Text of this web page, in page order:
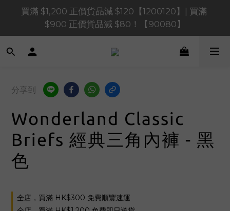
買滿 $1,200 正價貨品減 $120【1200120】| 買滿
$900 正價貨品減 $80！【90080】
買滿 $1,200 正價貨品減 $120【1200120】| 買滿
$900 正價貨品減 $80！【90080】
買滿 $600 正價貨品減 $40【60040】| 買滿 $400 正
📢 系統維護通知 – SHOPLINE Payments FPS將於
2026 年 8 月 9 日（日）凌晨 01:00 至 11:00 暫停交易
買滿 $1,200 正價貨品減 $120【1200120】| 買滿
$900 正價貨品減 $80！【90080】
分享到
Wonderland Classic
Briefs 經典三角內褲 - 黑
色
全店，買滿 HK$300 免費順豐速運